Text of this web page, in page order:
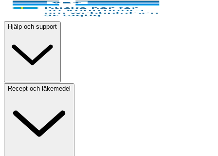
Hjälp och support
Recept och läkemedel